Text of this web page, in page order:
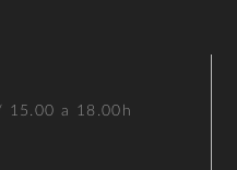
15.00 a 18.00h